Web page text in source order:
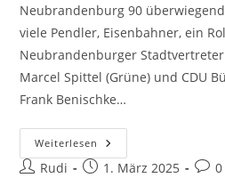
Neubrandenburg 90
viele Pendler, Eisenbahner, ein
Neubrandenburger
Marcel Spittel (Grüne) und CDU
Frank Benischke…
Weiterlesen Neubrandenburg
Bekommt
Keine
Beitrags-
Rudi
Beitrag1. März 2025